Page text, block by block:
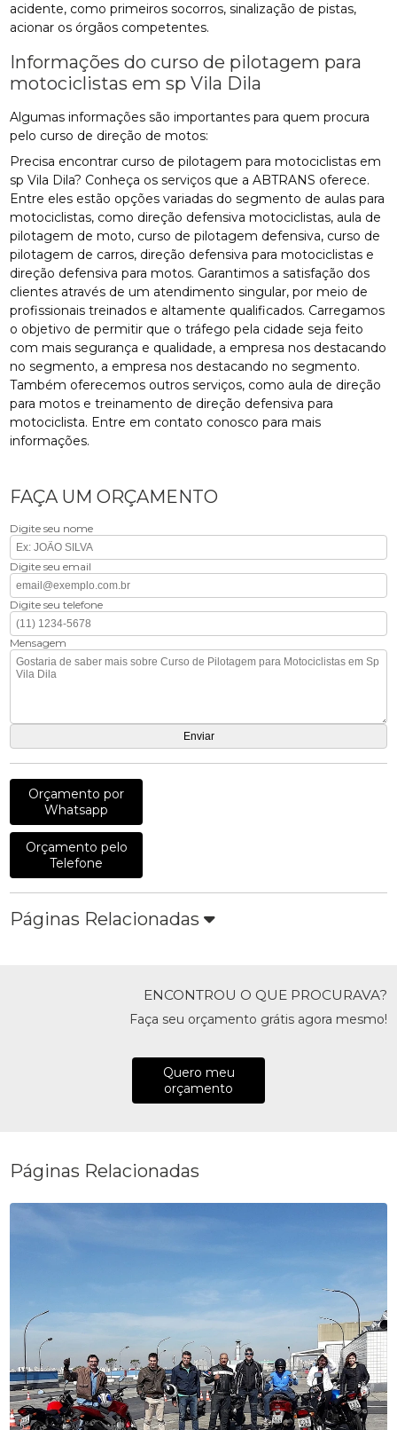
acidente, como primeiros socorros, sinalização de pistas,
acionar os órgãos competentes.
Informações do curso de pilotagem para
motociclistas em sp Vila Dila
Algumas informações são importantes para quem procura
pelo curso de direção de motos:
Precisa encontrar curso de pilotagem para motociclistas em
sp Vila Dila? Conheça os serviços que a ABTRANS oferece.
Entre eles estão opções variadas do segmento de aulas para
motociclistas, como direção defensiva motociclistas, aula de
pilotagem de moto, curso de pilotagem defensiva, curso de
pilotagem de carros, direção defensiva para motociclistas e
direção defensiva para motos. Garantimos a satisfação dos
clientes através de um atendimento singular, por meio de
profissionais treinados e altamente qualificados. Carregamos
o objetivo de permitir que o tráfego pela cidade seja feito
com mais segurança e qualidade, a empresa nos destacando
no segmento, a empresa nos destacando no segmento.
Também oferecemos outros serviços, como aula de direção
para motos e treinamento de direção defensiva para
motociclista. Entre em contato conosco para mais
informações.
FAÇA UM ORÇAMENTO
Digite seu nome
Digite seu email
Digite seu telefone
Mensagem
Orçamento por
Whatsapp
Orçamento pelo
Telefone
Páginas Relacionadas
ENCONTROU O QUE PROCURAVA?
Faça seu orçamento grátis agora mesmo!
Quero meu
orçamento
Páginas Relacionadas